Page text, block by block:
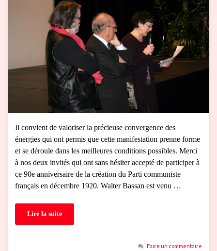
Il convient de valoriser la précieuse convergence des
énergies qui ont permis que cette manifestation prenne forme
et se déroule dans les meilleures conditions possibles. Merci
à nos deux invités qui ont sans hésiter accepté de participer à
ce 90e anniversaire de la création du Parti communiste
français en décembre 1920. Walter Bassan est venu …
Lire la suite
Faire un commentaire